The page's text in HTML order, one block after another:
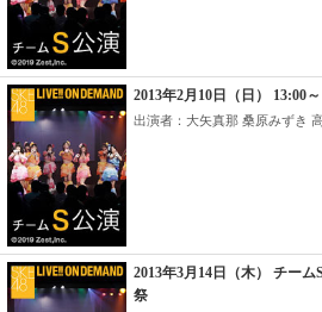
2013年2月10日（日） 13:00
出演者：大矢真那 桑原みずき 高
2013年3月14日（木） チー
祭